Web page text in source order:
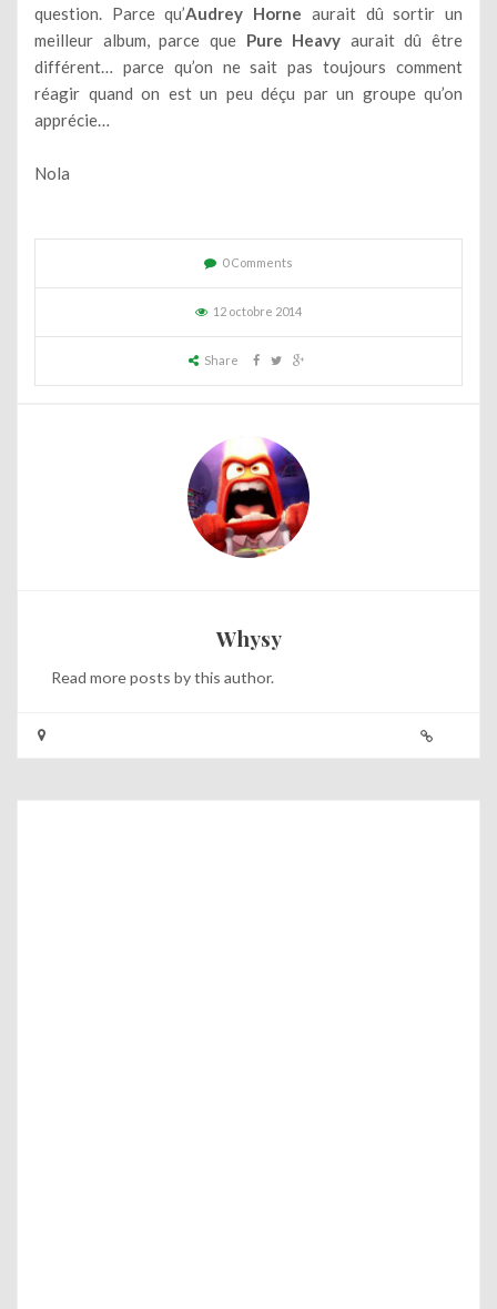
question. Parce qu’Audrey Horne aurait dû sortir un
meilleur album, parce que Pure Heavy aurait dû être
différent… parce qu’on ne sait pas toujours comment
réagir quand on est un peu déçu par un groupe qu’on
apprécie…
Nola
0 Comments
12 octobre 2014
Share
Whysy
Read more posts by this author.